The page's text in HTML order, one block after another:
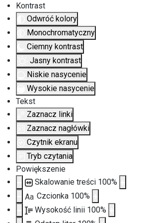
Kontrast
Odwróć kolory
Monochromatyczny
Ciemny kontrast
Jasny kontrast
Niskie nasycenie
Wysokie nasycenie
Tekst
Zaznacz linki
Zaznacz nagłówki
Czytnik ekranu
Tryb czytania
Powiększenie
Skalowanie treści 100%
Aa Czcionka 100%
Wysokość linii 100%